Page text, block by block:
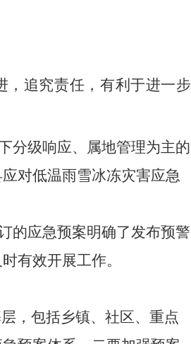
，追究责任，有利于进一步
分级响应、属地管理为主的
对低温雨雪冰冻灾害应急
的应急预案明确了发布预警
有效开展工作。
，包括乡镇、社区、重点